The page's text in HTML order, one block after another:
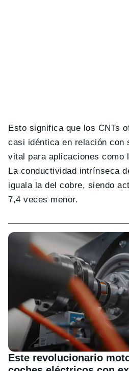
Esto significa que los CNTs
casi idéntica en relación con
vital para aplicaciones como
La conductividad intrínseca
iguala la del cobre, siendo
7,4 veces menor.
Este revolucionario